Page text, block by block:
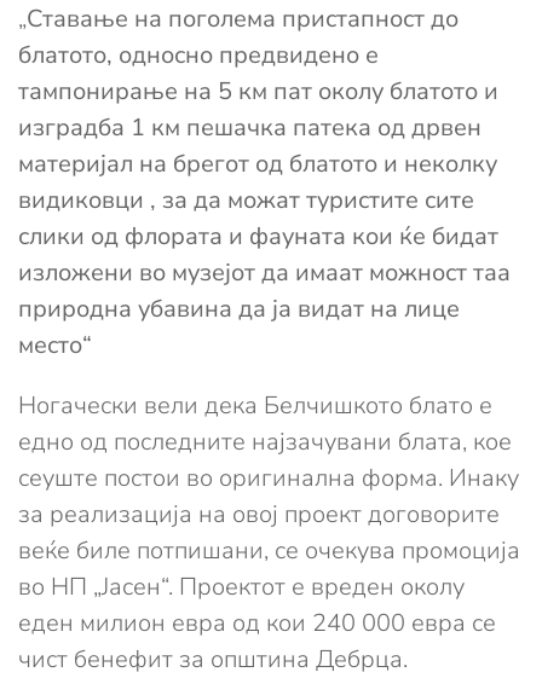
„Ставање на поголема пристапност до
блатото, односно предвидено е
тампонирање на 5 км пат околу блатото и
изградба 1 км пешачка патека од дрвен
материјал на брегот од блатото и неколку
видиковци , за да можат туристите сите
слики од флората и фауната кои ќе бидат
изложени во музејот да имаат можност таа
природна убавина да ја видат на лице
место“
Ногачески вели дека Белчишкото блато е
едно од последните најзачувани блата, кое
сеуште постои во оригинална форма. Инаку
за реализација на овој проект договорите
веќе биле потпишани, се очекува промоција
во НП „Јасен“. Проектот е вреден околу
еден милион евра од кои 240 000 евра се
чист бенефит за општина Дебрца.